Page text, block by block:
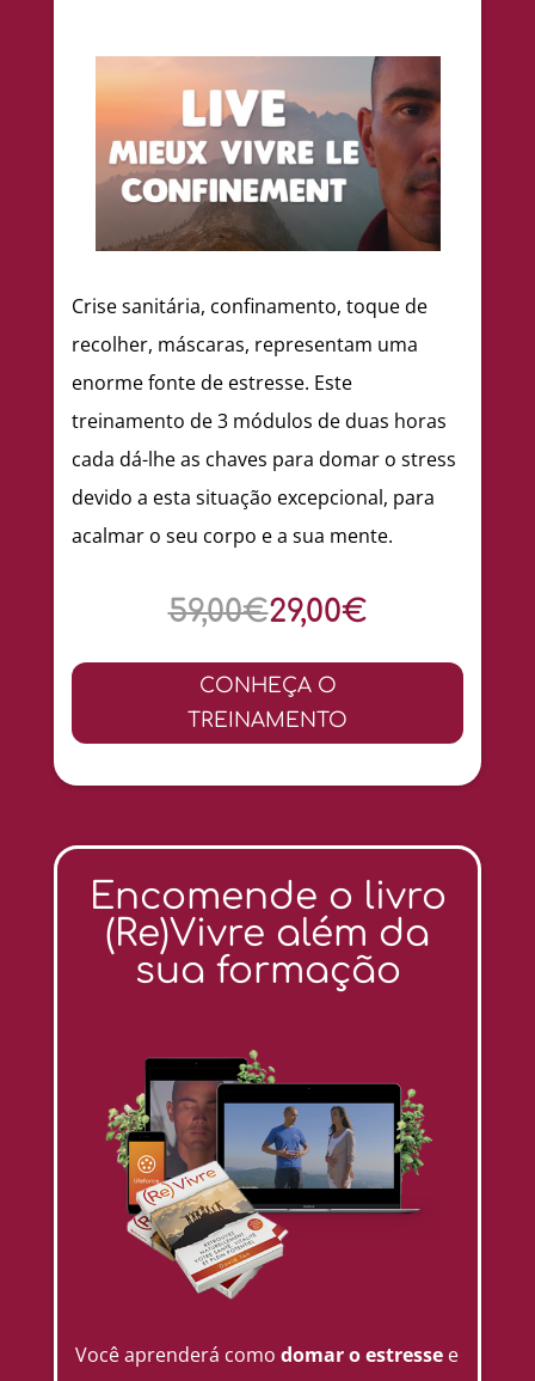
Crise sanitária, confinamento, toque de
recolher, máscaras, representam uma
enorme fonte de estresse. Este
treinamento de 3 módulos de duas horas
cada dá-lhe as chaves para domar o stress
devido a esta situação excepcional, para
acalmar o seu corpo e a sua mente.
59,00€29,00€
CONHEÇA O
TREINAMENTO
Encomende o livro
(Re)Vivre além da
sua formação
Você aprenderá como domar o estresse e